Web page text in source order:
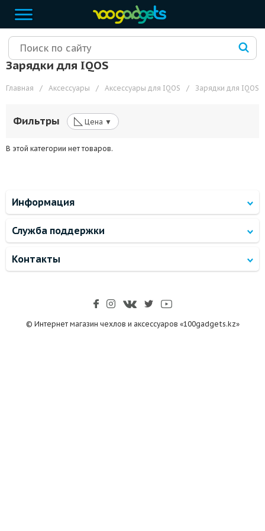
Зарядки для IQOS
Главная / Аксессуары / Аксессуары для IQOS / Зарядки для IQOS
Фильтры ◺ Цена ▼
В этой категории нет товаров.
Информация
Служба поддержки
Контакты
© Интернет магазин чехлов и аксессуаров «100gadgets.kz»